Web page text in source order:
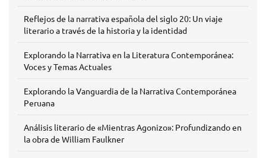
Reflejos de la narrativa española del siglo 20: Un viaje
literario a través de la historia y la identidad
Explorando la Narrativa en la Literatura Contemporánea:
Voces y Temas Actuales
Explorando la Vanguardia de la Narrativa Contemporánea
Peruana
Análisis literario de «Mientras Agonizo»: Profundizando en
la obra de William Faulkner